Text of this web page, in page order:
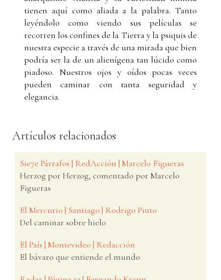
tienen aquí como aliada a la palabra. Tanto
leyéndolo como viendo sus películas se
recorren los confines de la Tierra y la psiquis de
nuestra especie a través de una mirada que bien
podría ser la de un alienígena tan lúcido como
piadoso. Nuestros ojos y oídos pocas veces
pueden caminar con tanta seguridad y
elegancia.
Artículos relacionados
Sie7e Párrafos | RedAcción | Marcelo Figueras
Herzog por Herzog, comentado por Marcelo
Figueras
El Mercurio | Santiago | Rodrigo Pinto
Del caminar sobre hielo
El País | Montevideo | Redacción
El bávaro que entiende el mundo